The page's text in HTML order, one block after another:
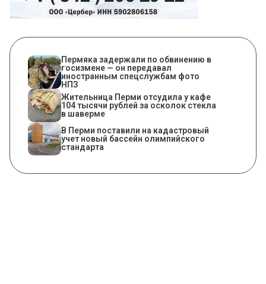
Пермяка задержали по обвинению в
госизмене — он передавал
иностранным спецслужбам фото
НПЗ
Жительница Перми отсудила у кафе
104 тысячи рублей за осколок стекла
в шаверме
В Перми поставили на кадастровый
учет новый бассейн олимпийского
стандарта